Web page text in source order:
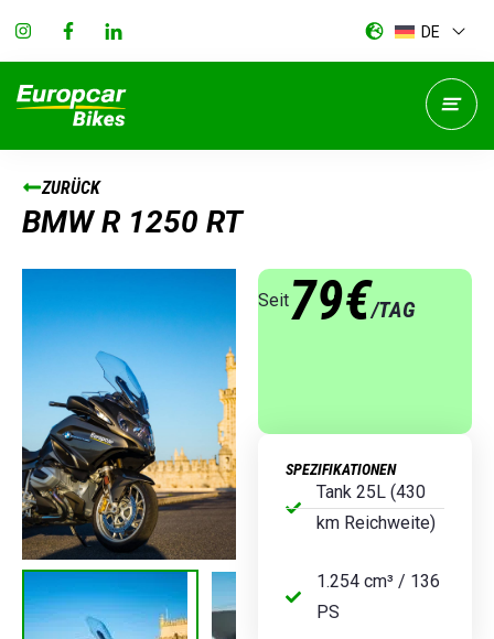
DE
ZURÜCK
BMW R 1250 RT
Seit79€/TAG
SPEZIFIKATIONEN
Tank 25L (430
km Reichweite)
1.254 cm³ / 136
PS